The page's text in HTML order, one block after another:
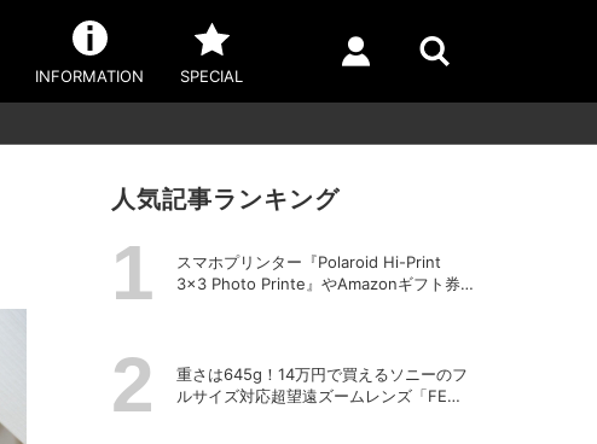
INFORMATION SPECIAL
人気記事ランキング
スマホプリンター『Polaroid Hi-Print
3×3 Photo Printe』やAmazonギフト券
重さは645g！14万円で買えるソニーのフ
ルサイズ対応超望遠ズームレンズ「FE